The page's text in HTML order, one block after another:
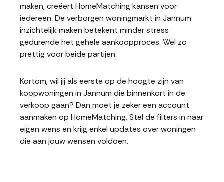
maken, creëert HomeMatching kansen voor
iedereen. De verborgen woningmarkt in Jannum
inzichtelijk maken betekent minder stress
gedurende het gehele aankoopproces. Wel zo
prettig voor beide partijen.
Kortom, wil jij als eerste op de hoogte zijn van
koopwoningen in Jannum die binnenkort in de
verkoop gaan? Dan moet je zeker een account
aanmaken op HomeMatching. Stel de filters in naar
eigen wens en krijg enkel updates over woningen
die aan jouw wensen voldoen.